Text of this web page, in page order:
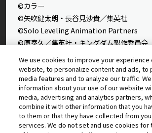
©カラー
©矢吹健太朗・長谷見沙貴／集英社
©Solo Leveling Animation Partners
©原泰久／集英社・キングダム製作委員会
©石田スイ／集英社・東京喰種：re製作委
©外薗健／集英社
©タカヒロ・竹村洋平／集英社・魔防隊広
©高橋留美子／小学館・読売テレビ・サン
©藤本タツキ／集英社・ＭＡＰＰＡ
© 2025 MAPPA／チェンソーマンプロジェ
We use cookies to improve your experience
website, to personalize content and ads, to
media features and to analyze our traffic.
information about your use of our website
media, advertising and analytics partners,
combine it with other information that you
to them or that they have collected from
services. We do not set and use cookies for